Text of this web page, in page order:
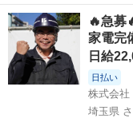
は、 「装置の組立」です。 （1）手順書を見ながら装置を組み立
す。 （2）ドライバーな
組み付けます。 【＊...
富山 高岡市 仕分け
🔥急募
家電完
日給
日払い
株式会社
埼玉県